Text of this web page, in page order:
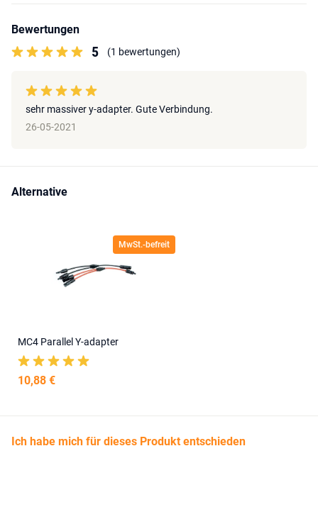
Bewertungen
5 (1 bewertungen)
sehr massiver y-adapter. Gute Verbindung.
26-05-2021
Alternative
MwSt.-befreit
MC4 Parallel Y-adapter
10,88 €
Ich habe mich für dieses Produkt entschieden